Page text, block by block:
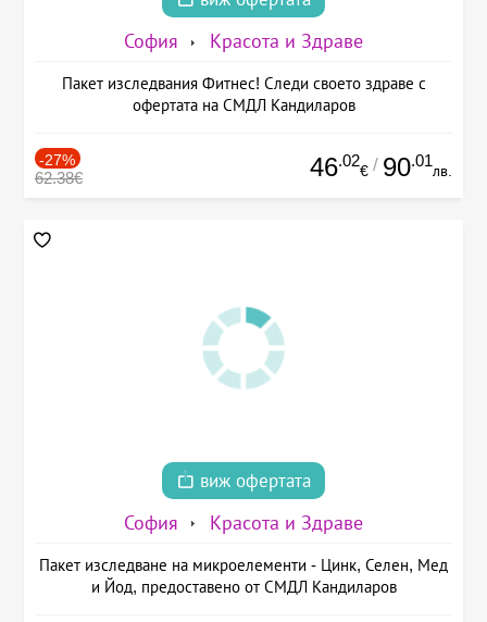
София Красота и Здраве
Пакет изследвания Фитнес! Следи своето здраве с
офертата на СМДЛ Кандиларов
-27%
62.38€ 46.02
€ / 90.01
лв.
виж офертата
София Красота и Здраве
Пакет изследване на микроелементи - Цинк, Селен, Мед
и Йод, предоставено от СМДЛ Кандиларов